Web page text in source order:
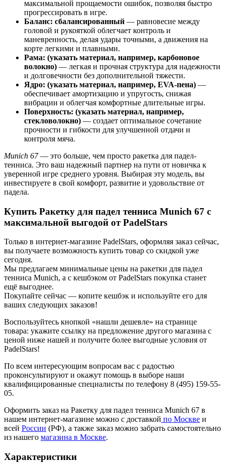
максимальной прощаемости ошибок, позволяя быстро
прогрессировать в игре.
Баланс: сбалансированный — равновесие между
головой и рукояткой облегчает контроль и
маневренность, делая удары точными, а движения на
корте легкими и плавными.
Рама: (указать материал, например, карбоновое
волокно) — легкая и прочная структура для надежности
и долговечности без дополнительной тяжести.
Ядро: (указать материал, например, EVA-пена) —
обеспечивает амортизацию и упругость, снижая
вибрации и облегчая комфортные длительные игры.
Поверхность: (указать материал, например,
стекловолокно) — создает оптимальное сочетание
прочности и гибкости для улучшенной отдачи и
контроля мяча.
Munich 67— это больше, чем просто ракетка для падел-
тенниса. Это ваш надежный партнер на пути от новичка к
уверенной игре среднего уровня. Выбирая эту модель, вы
инвестируете в свой комфорт, развитие и удовольствие от
падела.
Купить Ракетку для падел тенниса Munich 67 с
максимальной выгодой от PadelStars
Только в интернет-магазине PadelStars, оформляя заказ сейчас,
вы получаете возможность купить товар со скидкой уже
сегодня.
Мы предлагаем минимальные цены на ракетки для падел
тенниса Munich, а с кешбэком от PadelStars покупка станет
ещё выгоднее.
Покупайте сейчас — копите кешбэк и используйте его для
ваших следующих заказов!
Воспользуйтесь кнопкой «нашли дешевле» на странице
товара: укажите ссылку на предложение другого магазина с
ценой ниже нашей и получите более выгодные условия от
PadelStars!
По всем интересующим вопросам вас с радостью
проконсультируют и окажут помощь в выборе наши
квалифицированные специалисты по телефону 8 (495) 159-55-
05.
Оформить заказ на Ракетку для падел тенниса Munich 67 в
нашем интернет-магазине можно с доставкой по Москве и
всей России (РФ), а также заказ можно забрать самостоятельно
из нашего магазина в Москве.
Характеристики